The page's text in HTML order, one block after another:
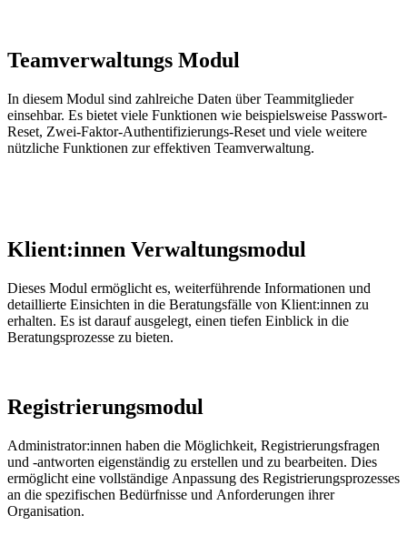
Teamverwaltungs Modul
In diesem Modul sind zahlreiche Daten über Teammitglieder
einsehbar. Es bietet viele Funktionen wie beispielsweise Passwort-
Reset, Zwei-Faktor-Authentifizierungs-Reset und viele weitere
nützliche Funktionen zur effektiven Teamverwaltung.
Klient:innen Verwaltungsmodul
Dieses Modul ermöglicht es, weiterführende Informationen und
detaillierte Einsichten in die Beratungsfälle von Klient:innen zu
erhalten. Es ist darauf ausgelegt, einen tiefen Einblick in die
Beratungsprozesse zu bieten.
Registrierungsmodul
Administrator:innen haben die Möglichkeit, Registrierungsfragen
und -antworten eigenständig zu erstellen und zu bearbeiten. Dies
ermöglicht eine vollständige Anpassung des Registrierungsprozesses
an die spezifischen Bedürfnisse und Anforderungen ihrer
Organisation.